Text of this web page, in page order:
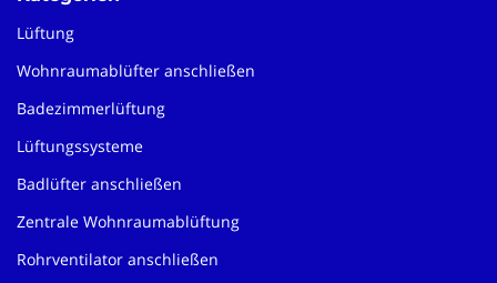
Lüftung
Wohnraumablüfter anschließen
Badezimmerlüftung
Lüftungssysteme
Badlüfter anschließen
Zentrale Wohnraumablüftung
Rohrventilator anschließen